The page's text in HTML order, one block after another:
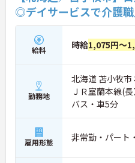
◎デイサービスで介護職
給料 時給1,075円～
勤務地
北海道 苫小牧
ＪＲ室蘭本線(
バス・車5分
雇用形態 非常勤・パート